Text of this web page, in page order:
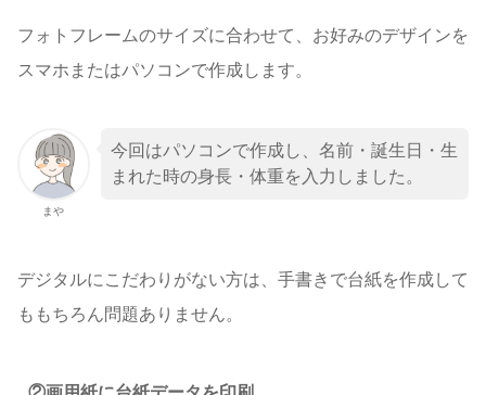
フォトフレームのサイズに合わせて、お好みのデザインを
スマホまたはパソコンで作成します。
まや
今回はパソコンで作成し、名前・誕生日・生
まれた時の身長・体重を入力しました。
デジタルにこだわりがない方は、手書きで台紙を作成して
ももちろん問題ありません。